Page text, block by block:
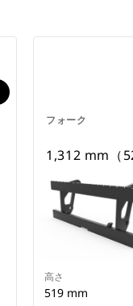
フォーク
1,312 mm（
高さ
519 mm